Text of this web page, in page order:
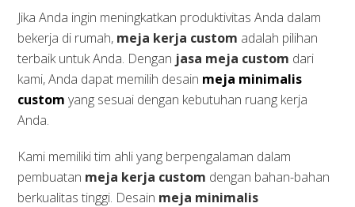
Jika Anda ingin meningkatkan produktivitas Anda dalam
bekerja di rumah, meja kerja custom adalah pilihan
terbaik untuk Anda. Dengan jasa meja custom dari
kami, Anda dapat memilih desain meja minimalis
custom yang sesuai dengan kebutuhan ruang kerja
Anda.
Kami memiliki tim ahli yang berpengalaman dalam
pembuatan meja kerja custom dengan bahan-bahan
berkualitas tinggi. Desain meja minimalis